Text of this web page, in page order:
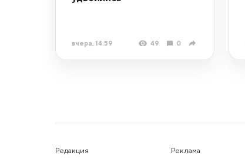
вчера, 14:59 49 0
Редакция Реклама